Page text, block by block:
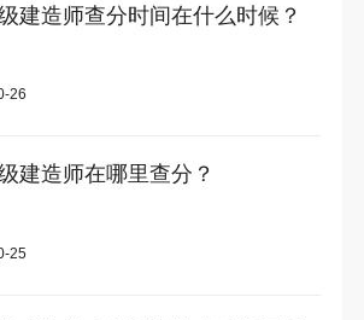
建造师查分时间在什么时候？
26
建造师在哪里查分？
25